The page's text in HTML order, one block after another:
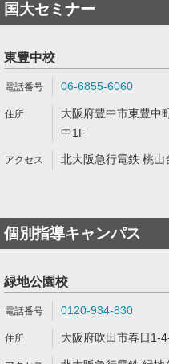
国大セミナー
東豊中校
06-6855-6060
大阪府豊中市東豊中
中1F
北大阪急行電鉄 桃
個別指導キャンパス
緑地公園校
0120-934-830
大阪府吹田市春日1-